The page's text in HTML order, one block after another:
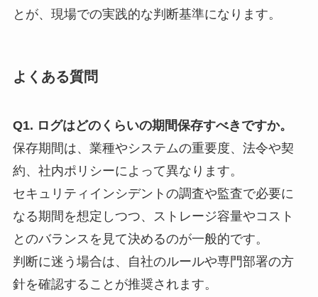
とが、現場での実践的な判断基準になります。
よくある質問
Q1. ログはどのくらいの期間保存すべきですか。
保存期間は、業種やシステムの重要度、法令や契
約、社内ポリシーによって異なります。
セキュリティインシデントの調査や監査で必要に
なる期間を想定しつつ、ストレージ容量やコスト
とのバランスを見て決めるのが一般的です。
判断に迷う場合は、自社のルールや専門部署の方
針を確認することが推奨されます。